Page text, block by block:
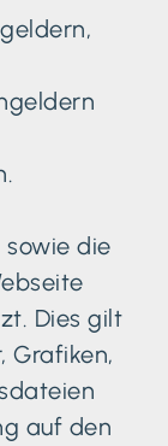
die
Dies gilt
Grafiken,
auf den